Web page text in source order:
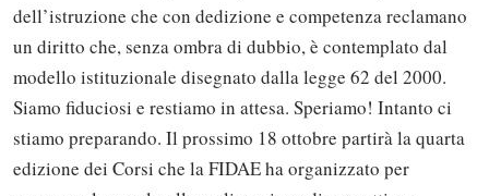
dell’istruzione che con dedizione e competenza reclamano
un diritto che, senza ombra di dubbio, è contemplato dal
modello istituzionale disegnato dalla legge 62 del 2000.
Siamo fiduciosi e restiamo in attesa. Speriamo! Intanto ci
stiamo preparando. Il prossimo 18 ottobre partirà la quarta
edizione dei Corsi che la FIDAE ha organizzato per